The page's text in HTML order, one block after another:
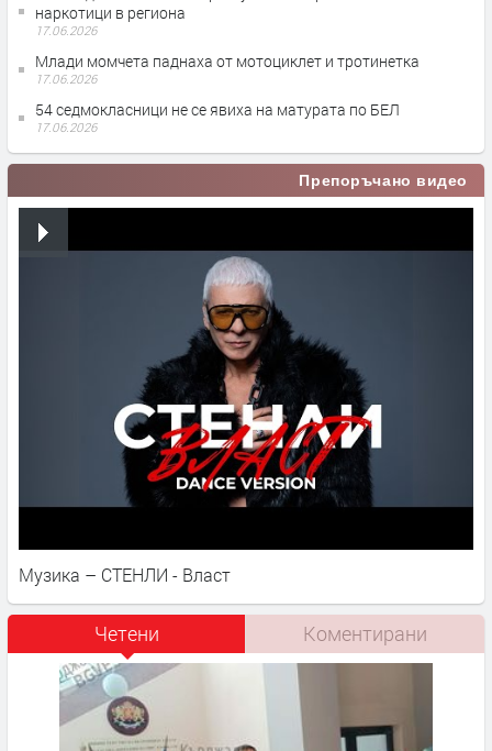
наркотици в региона
17.06.2026
Млади момчета паднаха от мотоциклет и тротинетка
17.06.2026
54 седмокласници не се явиха на матурата по БЕЛ
17.06.2026
Препоръчано видео
Музика – СТЕНЛИ - Власт
Четени Коментирани